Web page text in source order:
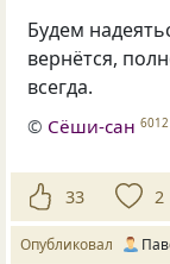
Будем
вернётся,
всегда.
© Сёши-сан 6012
33 2
Опубликовал